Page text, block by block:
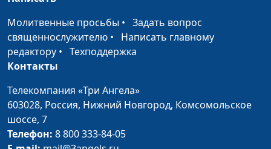
Молитвенные просьбы • Задать вопрос
священнослужителю • Написать главному
редактору • Техподдержка
Контакты
Телекомпания «Три Ангела»
603028, Россия, Нижний Новгород, Комсомольское
шоссе, 7
Телефон: 8 800 333-84-05